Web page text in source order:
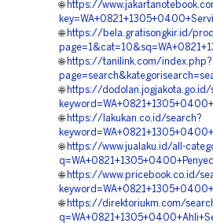
🌐 https://
🌐 https://bela.gratisongkir.id/
🌐 https://tanilink.com/index.php?
🌐 https://dodolan.jogjakota.go.id/
🌐 https://lakukan.co.id/search?
🌐 https://www.jualaku.id/all-
🌐 https://www.pricebook.co.id/
🌐 https://direktoriukm.com/